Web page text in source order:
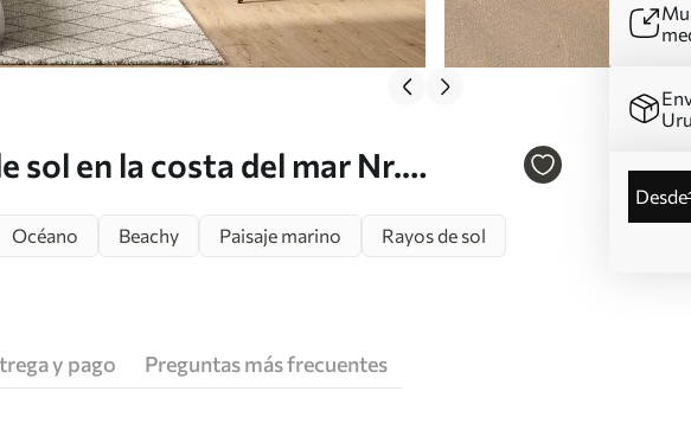
sol en la costa del mar Nr.
desde
Océano Beachy Paisaje marino
Rayos de sol
y pago Preguntas más frecuentes